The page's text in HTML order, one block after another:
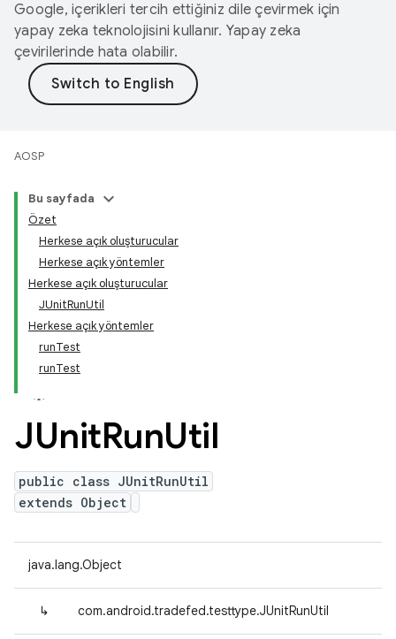
Google, içerikleri tercih ettiğiniz dile çevirmek için
yapay zeka teknolojisini kullanır. Yapay zeka
çevirilerinde hata olabilir.
AOSP
Bu sayfada
Özet
Herkese açık oluşturucular
Herkese açık yöntemler
Herkese açık oluşturucular
JUnitRunUtil
Herkese açık yöntemler
runTest
runTest
JUnitRunUtil
public class JUnitRunUtil
extends Object
java.lang.Object
↳ com.android.tradefed.testtype.JUnitRunUtil